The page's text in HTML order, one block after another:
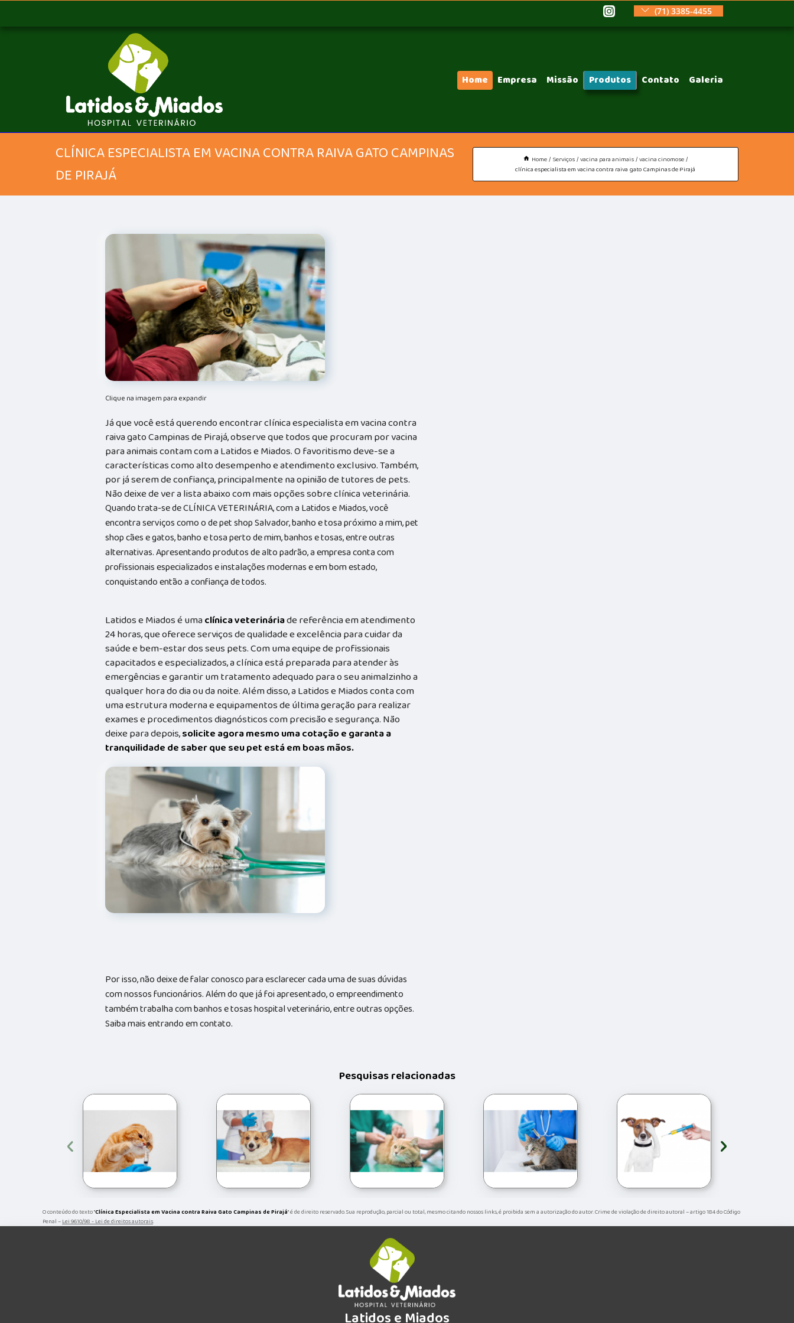
(71) 3385-4455
Home Empresa Missão Produtos Contato Galeria
CLÍNICA ESPECIALISTA EM VACINA CONTRA RAIVA GATO CAMPINAS
DE PIRAJÁ
Home Serviços vacina para animais vacina cinomose
clínica especialista em vacina contra raiva gato Campinas de Pirajá
Clique na imagem para expandir
Já que você está querendo encontrar clínica especialista em vacina contra
raiva gato Campinas de Pirajá, observe que todos que procuram por vacina
para animais contam com a Latidos e Miados. O favoritismo deve-se a
características como alto desempenho e atendimento exclusivo. Também,
por já serem de confiança, principalmente na opinião de tutores de pets.
Não deixe de ver a lista abaixo com mais opções sobre clínica veterinária.
Quando trata-se de CLÍNICA VETERINÁRIA, com a Latidos e Miados, você
encontra serviços como o de pet shop Salvador, banho e tosa próximo a mim, pet
shop cães e gatos, banho e tosa perto de mim, banhos e tosas, entre outras
alternativas. Apresentando produtos de alto padrão, a empresa conta com
profissionais especializados e instalações modernas e em bom estado,
conquistando então a confiança de todos.
Latidos e Miados é umaclínica veterináriade referência em atendimento
24 horas, que oferece serviços de qualidade e excelência para cuidar da
saúde e bem-estar dos seus pets. Com uma equipe de profissionais
capacitados e especializados, a clínica está preparada para atender às
emergências e garantir um tratamento adequado para o seu animalzinho a
qualquer hora do dia ou da noite. Além disso, a Latidos e Miados conta com
uma estrutura moderna e equipamentos de última geração para realizar
exames e procedimentos diagnósticos com precisão e segurança. Não
deixe para depois,solicite agora mesmo uma cotação e garanta a
tranquilidade de saber que seu pet está em boas mãos.
Por isso, não deixe de falar conosco para esclarecer cada uma de suas dúvidas
com nossos funcionários. Além do que já foi apresentado, o empreendimento
também trabalha com banhos e tosas hospital veterinário, entre outras opções.
Saiba mais entrando em contato.
Pesquisas relacionadas
‹ ›
O conteúdo do texto "Clínica Especialista em Vacina contra Raiva Gato Campinas de Pirajá" é de direito reservado. Sua reprodução, parcial ou total, mesmo citando nossos links, é proibida sem a autorização do autor. Crime de violação de direito autoral – artigo 184 do Código
Penal –Lei 9610/98 - Lei de direitos autorais.
Latidos e Miados